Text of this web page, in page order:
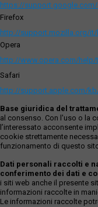
https://
Firefox
http://support.mozilla.org/it/
Opera
http://www.opera.com/
Safari
http://support.apple.com/
Base giuridica del
al consenso. Con l'uso o la
l’interessato acconsente
cookie strettamente
funzionamento di questo
Dati personali raccolti e
conferimento dei dati e
i siti web anche il presente
informazioni raccolte in
Le informazioni raccolte